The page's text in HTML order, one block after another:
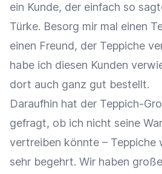
ein Kunde, der einfach so
Türke. Besorg mir mal einen
einen Freund, der Teppiche
habe ich diesen Kunden
dort auch ganz gut bestellt.
Daraufhin hat der Teppich-
gefragt, ob ich nicht seine
vertreiben könnte – Teppiche
sehr begehrt. Wir haben